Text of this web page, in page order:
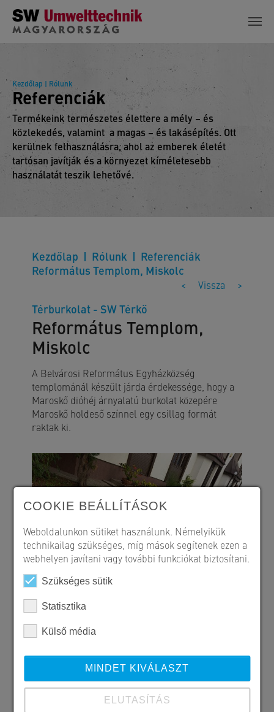
Skip to main content
Kezdőlap | Rólunk
Referenciák
Termékeink természetes élettere a mély – és
közlekedés, valamint a magas – és lakásépítés. Ott
kerülnek felhasználásra, ahol az emberek életét
tartósan javítják és a környezet kíméletesebb
használatát teszik lehetővé.
Kezdőlap Rólunk
Referenciák
Református Templom, Miskolc
< Vissza >
Térburkolat - SW Térkő
Református Templom,
Miskolc
A Belvárosi Református Egyházközség
templománál készült járda érdekessége, hogy a
Maroskő dióhéj árnyalatú burkolat közepére
Maroskő holdeső színnel egy csillag formát
raktak ki.
COOKIE BEÁLLÍTÁSOK
Weboldalunkon sütiket használunk. Némelyikük
technikailag szükséges, míg mások segítenek ezen a
webhelyen javítani vagy további funkciókat biztosítani.
Szükséges sütik
Statisztika
Külső média
MINDET KIVÁLASZT
ELUTASÍTÁS